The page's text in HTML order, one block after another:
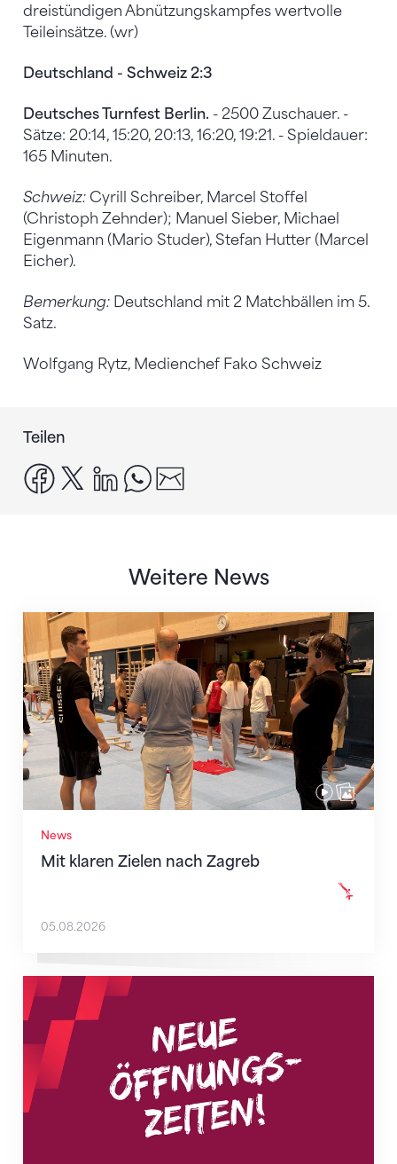
dreistündigen Abnützungskampfes wertvolle
Teileinsätze. (wr)
Deutschland - Schweiz 2:3
Deutsches Turnfest Berlin. - 2500 Zuschauer. -
Sätze: 20:14, 15:20, 20:13, 16:20, 19:21. - Spieldauer:
165 Minuten.
Schweiz: Cyrill Schreiber, Marcel Stoffel
(Christoph Zehnder); Manuel Sieber, Michael
Eigenmann (Mario Studer), Stefan Hutter (Marcel
Eicher).
Bemerkung: Deutschland mit 2 Matchbällen im 5.
Satz.
Wolfgang Rytz, Medienchef Fako Schweiz
Teilen
facebook
x linkedinwhatsapp
Weitere News
News
Mit klaren Zielen nach Zagreb
Mit klaren Zielen nach Zagreb
05.08.2026
Neue Empfangszeiten ab 1. August 2026